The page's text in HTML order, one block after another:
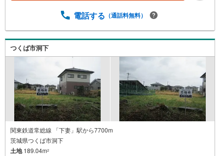
電話する （通話料無料）
つくば市洞下
関東鉄道常総線 「下妻」駅から7700m
茨城県つくば市洞下
土地189.04m2